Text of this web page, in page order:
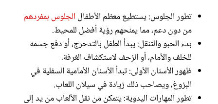
تطور الجلوس: يستطيع معظم الأطفال الجلوس بمفردهم
من دون دعم، مما يمنحهم رؤية أفضل للمحيط.
بدء الحبو والتنقل: يبدأ الطفل بالتدحرج، أو دفع جسمه
للخلف والأمام، أو الزحف لاستكشاف الغرفة.
ظهور الأسنان الأولى: تبدأ الأسنان الأمامية السفلية في
البزوغ، ويصاحب ذلك زيادة في سيلان اللعاب.
تطور المهارات اليدوية: يتمكن من نقل الألعاب من يد إلى